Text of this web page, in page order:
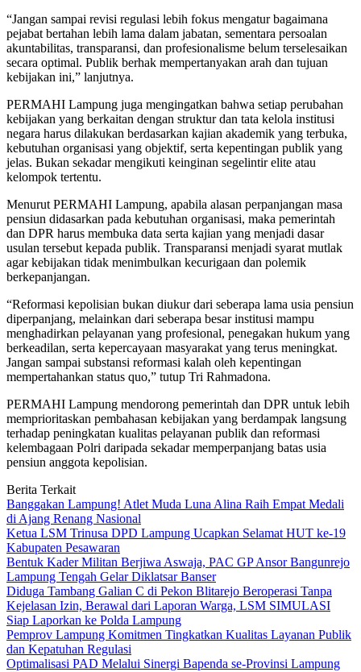
“Jangan sampai revisi regulasi lebih fokus mengatur bagaimana
pejabat bertahan lebih lama dalam jabatan, sementara persoalan
akuntabilitas, transparansi, dan profesionalisme belum terselesaikan
secara optimal. Publik berhak mempertanyakan arah dan tujuan
kebijakan ini,” lanjutnya.
PERMAHI Lampung juga mengingatkan bahwa setiap perubahan
kebijakan yang berkaitan dengan struktur dan tata kelola institusi
negara harus dilakukan berdasarkan kajian akademik yang terbuka,
kebutuhan organisasi yang objektif, serta kepentingan publik yang
jelas. Bukan sekadar mengikuti keinginan segelintir elite atau
kelompok tertentu.
Menurut PERMAHI Lampung, apabila alasan perpanjangan masa
pensiun didasarkan pada kebutuhan organisasi, maka pemerintah
dan DPR harus membuka data serta kajian yang menjadi dasar
usulan tersebut kepada publik. Transparansi menjadi syarat mutlak
agar kebijakan tidak menimbulkan kecurigaan dan polemik
berkepanjangan.
“Reformasi kepolisian bukan diukur dari seberapa lama usia pensiun
diperpanjang, melainkan dari seberapa besar institusi mampu
menghadirkan pelayanan yang profesional, penegakan hukum yang
berkeadilan, serta kepercayaan masyarakat yang terus meningkat.
Jangan sampai substansi reformasi kalah oleh kepentingan
mempertahankan status quo,” tutup Tri Rahmadona.
PERMAHI Lampung mendorong pemerintah dan DPR untuk lebih
memprioritaskan pembahasan kebijakan yang berdampak langsung
terhadap peningkatan kualitas pelayanan publik dan reformasi
kelembagaan Polri daripada sekadar memperpanjang batas usia
pensiun anggota kepolisian.
Berita Terkait
Banggakan Lampung! Atlet Muda Luna Alina Raih Empat Medali
di Ajang Renang Nasional
Ketua LSM Trinusa DPD Lampung Ucapkan Selamat HUT ke-19
Kabupaten Pesawaran
Bentuk Kader Militan Berjiwa Aswaja, PAC GP Ansor Bangunrejo
Lampung Tengah Gelar Diklatsar Banser
Diduga Tambang Galian C di Pekon Blitarejo Beroperasi Tanpa
Kejelasan Izin, Berawal dari Laporan Warga, LSM SIMULASI
Siap Laporkan ke Polda Lampung
Pemprov Lampung Komitmen Tingkatkan Kualitas Layanan Publik
dan Kepatuhan Regulasi
Optimalisasi PAD Melalui Sinergi Bapenda se-Provinsi Lampung